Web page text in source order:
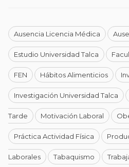
Ausencia Licencia Médica
Estudio Universidad Talca
FEN Hábitos Alimenticios
Investigación Universidad Talca
Tarde Motivación Laboral
Práctica Actividad Física
Laborales Tabaquismo